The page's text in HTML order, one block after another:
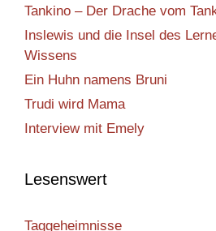
Tankino – Der Drache vom
Inslewis und die Insel des
Wissens
Ein Huhn namens Bruni
Trudi wird Mama
Interview mit Emely
Lesenswert
Taggeheimnisse